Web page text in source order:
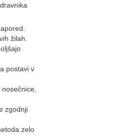
žilah.
postavi v
zgodnji
zelo